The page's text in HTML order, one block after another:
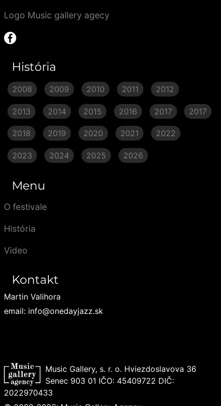
Logo Music gallery agecy
História
2008 2009 2010 2011 2012
2013 2014 2015 2016 2017 2017
2018 2019 2020 2021 2022
2023 2024 2025 2026
Menu
O festivale
História
Video
Kontakt
Martin Valihora
email: info@onedayjazz.sk
Music Gallery, s. r. o. Hviezdoslavova 36
Senec 903 01 IČO: 45409722 DIČ:
2022970433